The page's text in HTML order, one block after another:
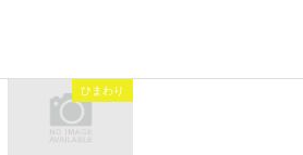
ひまわり